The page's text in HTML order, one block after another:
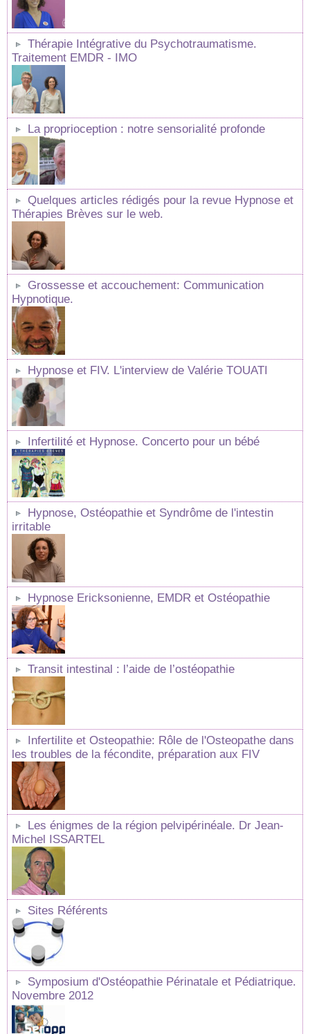
Thérapie Intégrative du Psychotraumatisme.
Traitement EMDR - IMO
La proprioception : notre sensorialité profonde
Quelques articles rédigés pour la revue Hypnose et
Thérapies Brèves sur le web.
Grossesse et accouchement: Communication
Hypnotique.
Hypnose et FIV. L'interview de Valérie TOUATI
Infertilité et Hypnose. Concerto pour un bébé
Hypnose, Ostéopathie et Syndrôme de l'intestin
irritable
Hypnose Ericksonienne, EMDR et Ostéopathie
Transit intestinal : l’aide de l’ostéopathie
Infertilite et Osteopathie: Rôle de l'Osteopathe dans
les troubles de la fécondite, préparation aux FIV
Les énigmes de la région pelvipérinéale. Dr Jean-
Michel ISSARTEL
Sites Référents
Symposium d'Ostéopathie Périnatale et Pédiatrique.
Novembre 2012